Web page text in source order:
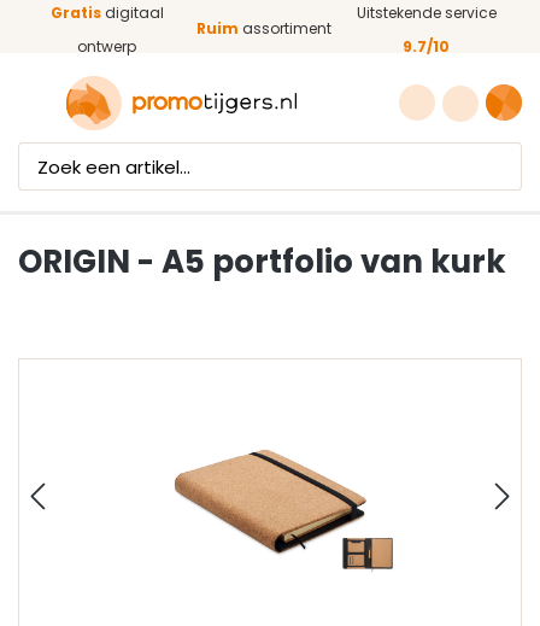
Ga naar de hoofdinhoud
Gratisdigitaal
ontwerp
Ruim assortiment
Uitstekende service
9.7/10
ORIGIN - A5 portfolio van kurk